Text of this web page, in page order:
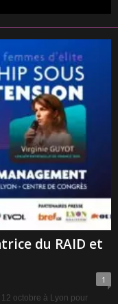
du RAID et
1
octobre à Lyon pour